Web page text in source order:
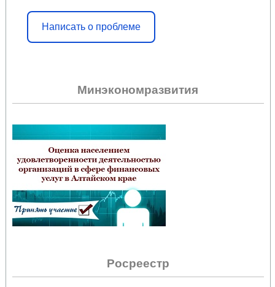
Написать о проблеме
Минэкономразвития
Росреестр